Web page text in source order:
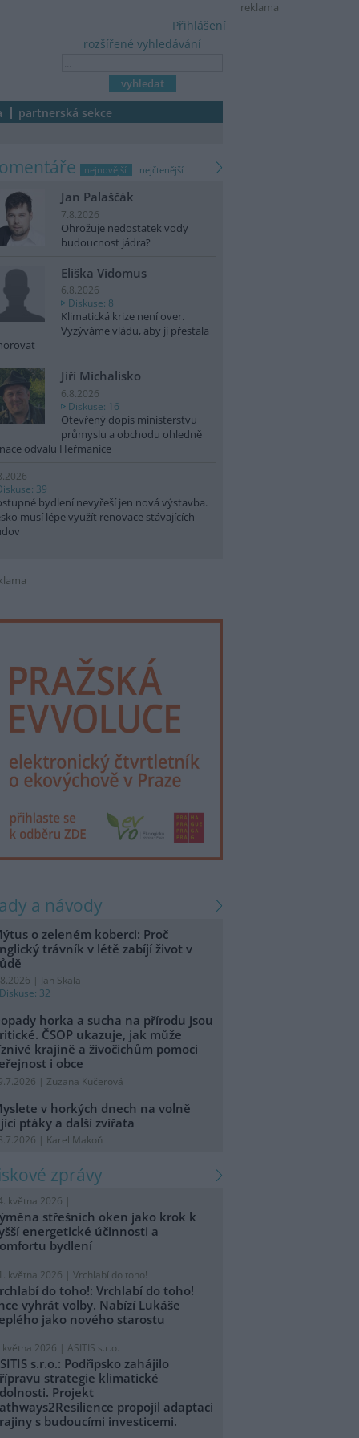
reklama
rozšířené vyhledávání
Přihlášení
partnerská sekce
nejnovější nejčtenější
Jan Palaščák
7.8.2026
Ohrožuje nedostatek vody
budoucnost jádra?
Eliška Vidomus
6.8.2026
Diskuse: 8
Klimatická krize není over.
Vyzýváme vládu, aby ji přestala
Jiří Michalisko
6.8.2026
Diskuse: 16
Otevřený dopis ministerstvu
průmyslu a obchodu ohledně
odvalu Heřmanice
39
bydlení nevyřeší jen nová výstavba.
musí lépe využít renovace stávajících
a návody
o zeleném koberci: Proč
trávník v létě zabíjí život v
| Jan Skala
Diskuse: 32
horka a sucha na přírodu jsou
ČSOP ukazuje, jak může
krajině a živočichům pomoci
i obce
| Zuzana Kučerová
v horkých dnech na volně
ptáky a další zvířata
| Karel Makoň
zprávy
května 2026 |
střešních oken jako krok k
energetické účinnosti a
bydlení
května 2026 | Vrchlabí do toho!
do toho!: Vrchlabí do toho!
vyhrát volby. Nabízí Lukáše
jako nového starostu
května 2026 | ASITIS s.r.o.
s.r.o.: Podřipsko zahájilo
strategie klimatické
Projekt
propojil adaptaci
s budoucími investicemi.